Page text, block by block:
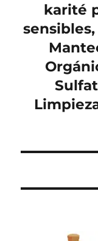
siguiente:
karité